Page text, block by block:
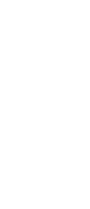
que ha
la
María